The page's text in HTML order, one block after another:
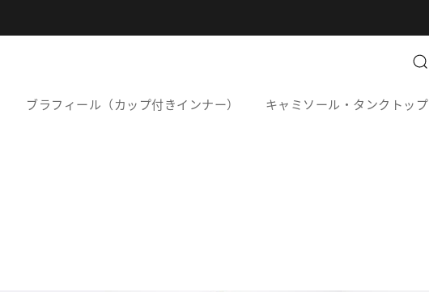
ブラフィール（カップ付きインナー） キャミソール・タンクトップ